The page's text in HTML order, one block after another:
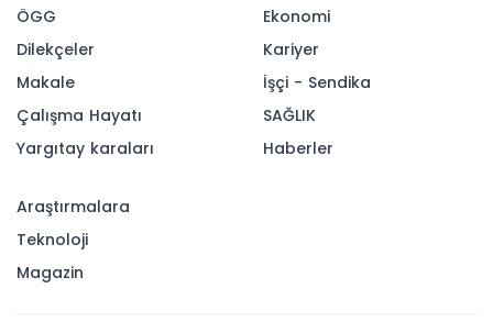
ÖGG
Dilekçeler
Makale
Çalışma Hayatı
Yargıtay karaları
Ekonomi
Kariyer
İşçi - Sendika
SAĞLIK
Haberler
Araştırmalara
Teknoloji
Magazin